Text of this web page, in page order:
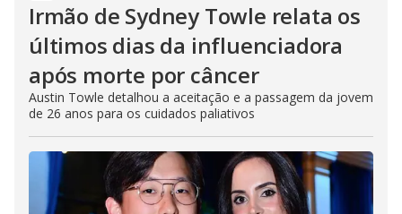
Irmão de Sydney Towle relata os
últimos dias da influenciadora
após morte por câncer
Austin Towle detalhou a aceitação e a passagem da jovem
de 26 anos para os cuidados paliativos